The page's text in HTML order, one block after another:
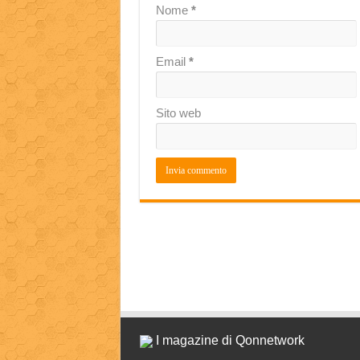
Nome *
Email *
Sito web
I magazine di Qonnetwork